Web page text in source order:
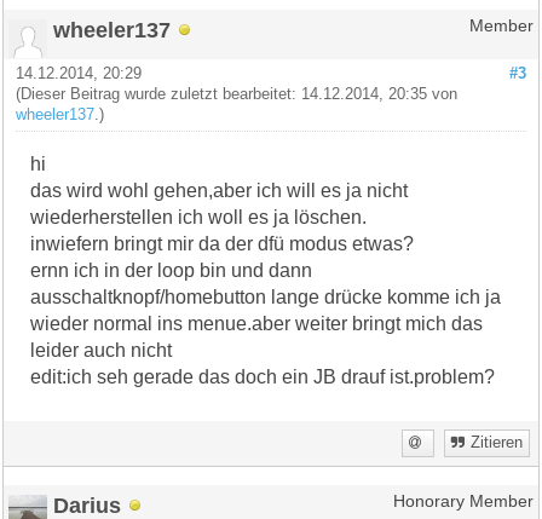
wheeler137 Member
#3
14.12.2014, 20:29
(Dieser Beitrag wurde zuletzt bearbeitet: 14.12.2014, 20:35 von
wheeler137 .)
hi
das wird wohl gehen,aber ich will es ja nicht
wiederherstellen ich woll es ja löschen.
inwiefern bringt mir da der dfü modus etwas?
ernn ich in der loop bin und dann
ausschaltknopf/homebutton lange drücke komme ich ja
wieder normal ins menue.aber weiter bringt mich das
leider auch nicht
edit:ich seh gerade das doch ein JB drauf ist.problem?
Zitieren
Darius Honorary Member